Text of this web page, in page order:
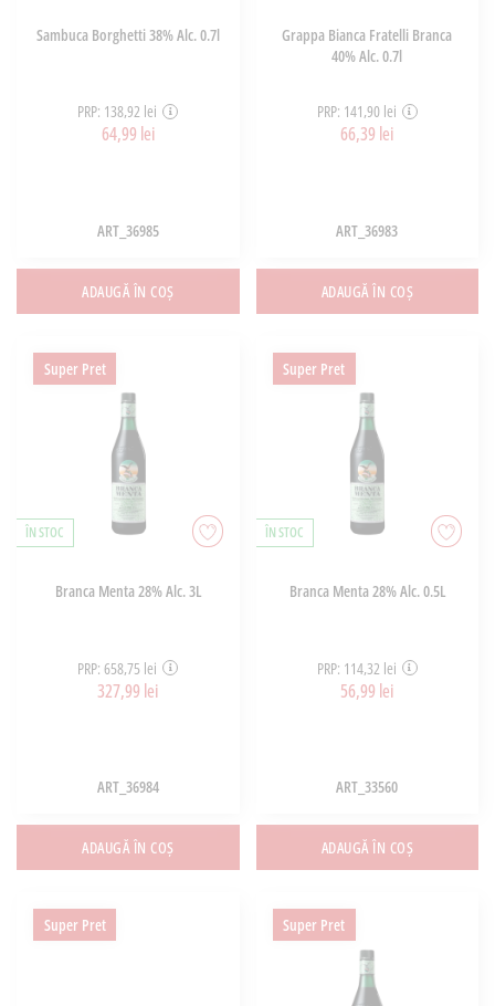
Sambuca Borghetti 38% Alc. 0.7l
PRP: 138,92 lei
64,99 lei
ART_36985
ADAUGĂ ÎN COȘ
Grappa Bianca Fratelli Branca
40% Alc. 0.7l
PRP: 141,90 lei
66,39 lei
ART_36983
ADAUGĂ ÎN COȘ
Super Pret
ÎN STOC
Branca Menta 28% Alc. 3L
PRP: 658,75 lei
327,99 lei
ART_36984
ADAUGĂ ÎN COȘ
Super Pret
ÎN STOC
Branca Menta 28% Alc. 0.5L
PRP: 114,32 lei
56,99 lei
ART_33560
ADAUGĂ ÎN COȘ
Super Pret Super Pret